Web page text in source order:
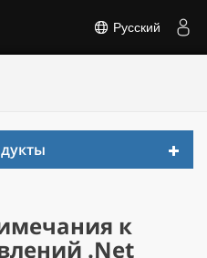
Русский
к
.Net